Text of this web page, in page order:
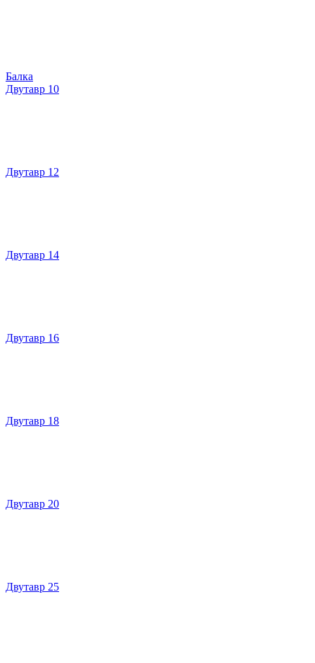
Балка
Двутавр 10
Двутавр 12
Двутавр 14
Двутавр 16
Двутавр 18
Двутавр 20
Двутавр 25